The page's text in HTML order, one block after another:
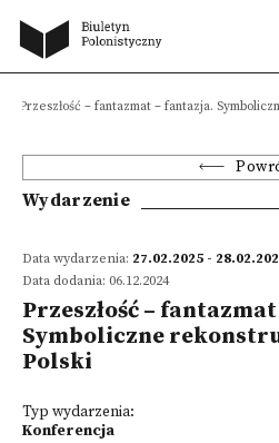
Przeszłość – fantazmat – fantazja.
Wydarzenie
Data wydarzenia: 27.02.2025 -
Data dodania: 06.12.2024
Przeszłość –
Symboliczne
Polski
Typ wydarzenia:
Konferencja